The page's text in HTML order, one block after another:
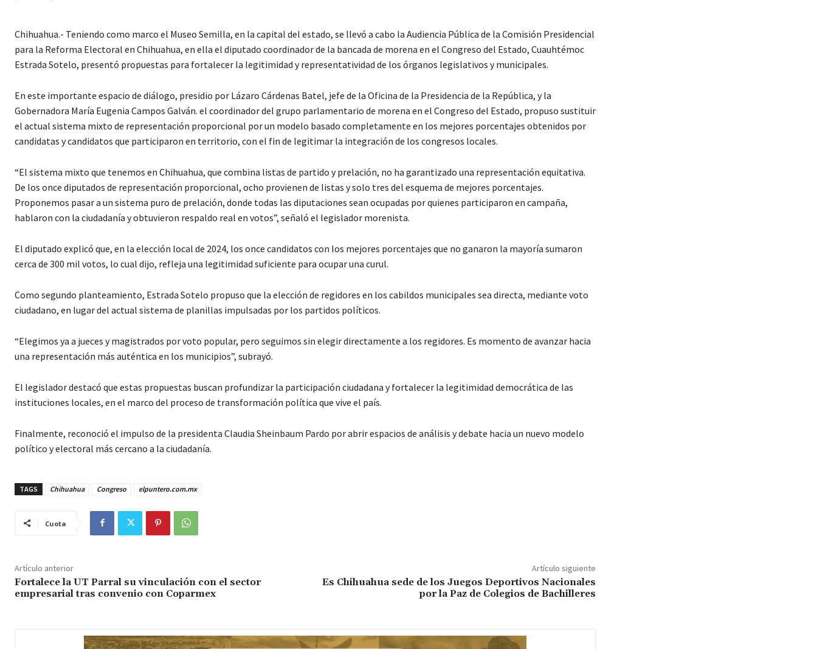
Chihuahua.- Teniendo como marco el Museo Semilla, en la capital del estado, se llevó a cabo la Audiencia Pública de la Comisión Presidencial
para la Reforma Electoral en Chihuahua, en ella el diputado coordinador de la bancada de morena en el Congreso del Estado, Cuauhtémoc
Estrada Sotelo, presentó propuestas para fortalecer la legitimidad y representatividad de los órganos legislativos y municipales.
En este importante espacio de diálogo, presidio por Lázaro Cárdenas Batel, jefe de la Oficina de la Presidencia de la República, y la
Gobernadora María Eugenia Campos Galván. el coordinador del grupo parlamentario de morena en el Congreso del Estado, propuso sustituir
el actual sistema mixto de representación proporcional por un modelo basado completamente en los mejores porcentajes obtenidos por
candidatas y candidatos que participaron en territorio, con el fin de legitimar la integración de los congresos locales.
“El sistema mixto que tenemos en Chihuahua, que combina listas de partido y prelación, no ha garantizado una representación equitativa.
De los once diputados de representación proporcional, ocho provienen de listas y solo tres del esquema de mejores porcentajes.
Proponemos pasar a un sistema puro de prelación, donde todas las diputaciones sean ocupadas por quienes participaron en campaña,
hablaron con la ciudadanía y obtuvieron respaldo real en votos”, señaló el legislador morenista.
El diputado explicó que, en la elección local de 2024, los once candidatos con los mejores porcentajes que no ganaron la mayoría sumaron
cerca de 300 mil votos, lo cual dijo, refleja una legitimidad suficiente para ocupar una curul.
Como segundo planteamiento, Estrada Sotelo propuso que la elección de regidores en los cabildos municipales sea directa, mediante voto
ciudadano, en lugar del actual sistema de planillas impulsadas por los partidos políticos.
“Elegimos ya a jueces y magistrados por voto popular, pero seguimos sin elegir directamente a los regidores. Es momento de avanzar hacia
una representación más auténtica en los municipios”, subrayó.
El legislador destacó que estas propuestas buscan profundizar la participación ciudadana y fortalecer la legitimidad democrática de las
instituciones locales, en el marco del proceso de transformación política que vive el país.
Finalmente, reconoció el impulso de la presidenta Claudia Sheinbaum Pardo por abrir espacios de análisis y debate hacia un nuevo modelo
político y electoral más cercano a la ciudadanía.
TAGS Chihuahua Congreso elpuntero.com.mx
Cuota
Artículo anterior
Fortalece la UT Parral su vinculación con el sector
empresarial tras convenio con Coparmex
Artículo siguiente
Es Chihuahua sede de los Juegos Deportivos Nacionales
por la Paz de Colegios de Bachilleres